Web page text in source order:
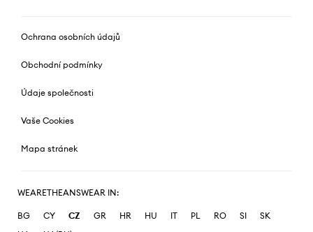
Ochrana osobních údajů
Obchodní podmínky
Údaje společnosti
Vaše Cookies
Mapa stránek
WEARETHEANSWEAR IN:
BG CY CZ GR HR HU IT PL RO SI
SK